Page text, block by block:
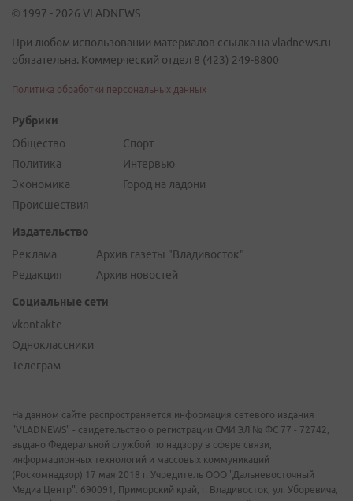
© 1997 - 2026 VLADNEWS
При любом использовании материалов ссылка на vladnews.ru
обязательна. Коммерческий отдел 8 (423) 249-8800
Политика обработки персональных данных
Рубрики
Общество
Политика
Экономика
Происшествия
Спорт
Интервью
Город на ладони
Издательство
Реклама
Редакция
Архив газеты "Владивосток"
Архив новостей
Социальные сети
vkontakte
Одноклассники
Телеграм
На данном сайте распространяется информация сетевого издания
"VLADNEWS" - свидетельство о регистрации СМИ ЭЛ № ФС 77 - 72742,
выдано Федеральной службой по надзору в сфере связи,
информационных технологий и массовых коммуникаций
(Роскомнадзор) 17 мая 2018 г. Учредитель ООО "Дальневосточный
Медиа Центр". 690091, Приморский край, г. Владивосток, ул. Уборевича,